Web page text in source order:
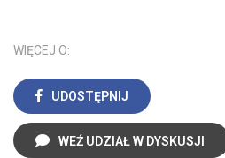
WIĘCEJ O:
UDOSTĘPNIJ
WEŹ UDZIAŁ W DYSKUSJI